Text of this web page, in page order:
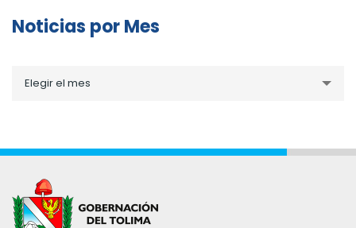
Noticias por Mes
porElegir el mes